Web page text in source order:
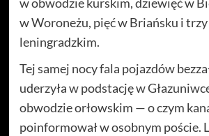
w obwodzie kurskim, dziewięć w
w Woroneżu, pięć w Briańsku i
leningradzkim.
Tej samej nocy fala pojazdów
uderzyła w podstację w
obwodzie orłowskim — o czym
poinformował w osobnym poście.